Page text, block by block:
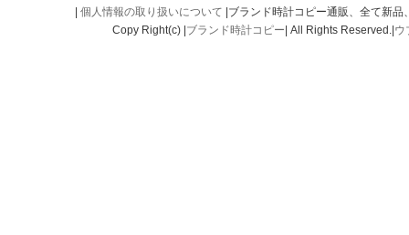
個人情報の取り扱いについて |ブランド時計コピー通販、全て新
Copy Right(c) | ブランド時計コピー | All Rights Reserved.| ウ